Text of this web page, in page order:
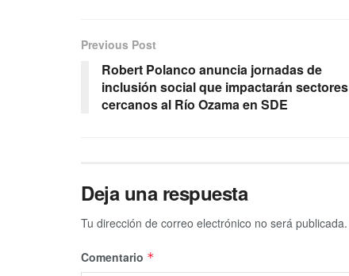
Previous Post
Robert Polanco anuncia jornadas de
inclusión social que impactarán sectores
cercanos al Río Ozama en SDE
Deja una respuesta
Tu dirección de correo electrónico no será publicada.
Comentario *